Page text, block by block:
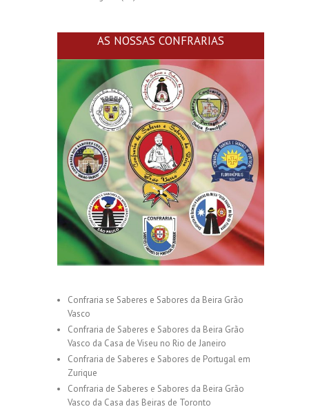
AS NOSSAS CONFRARIAS
Confraria se Saberes e Sabores da Beira Grão
Vasco
Confraria de Saberes e Sabores da Beira Grão
Vasco da Casa de Viseu no Rio de Janeiro
Confraria de Saberes e Sabores de Portugal em
Zurique
Confraria de Saberes e Sabores da Beira Grão
Vasco da Casa das Beiras de Toronto